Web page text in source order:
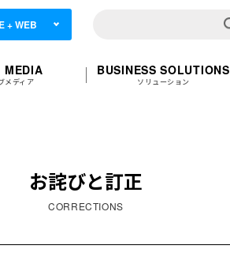
+ WEB
MEDIA
メディア
BUSINESS SOLUTIONS
ソリューション
お詫びと訂正
CORRECTIONS